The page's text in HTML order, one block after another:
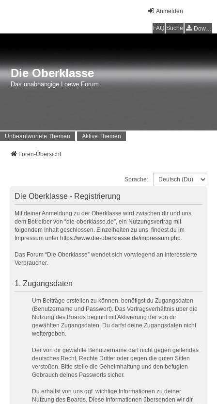
Anmelden
FAQ Suche Downloads
Die Oberklasse
Das unabhängige Loewe Forum
Unbeantwortete Themen Aktive Themen
Foren-Übersicht
Sprache:
Die Oberklasse - Registrierung
Mit deiner Anmeldung zu der Oberklasse wird zwischen dir und uns,
dem Betreiber von “die-oberklasse.de”, ein Nutzungsvertrag mit
folgendem Inhalt geschlossen. Einzelheiten zu uns, findest du im
Impressum unter https://www.die-oberklasse.de/impressum.php.
Das Forum “Die Oberklasse” wendet sich vorwiegend an interessierte
Verbraucher.
1. Zugangsdaten
Um Beiträge erstellen zu können, benötigst du Zugangsdaten
(Benutzername und Passwort). Das Vertragsverhältnis über die
Nutzung des Boards beginnt mit Aktivierung der von dir
gewählten Zugangsdaten. Du darfst deine Zugangsdaten nicht
weitergeben.
Der von dir gewählte Benutzername darf nicht gegen geltendes
deutsches Recht, Rechte Dritter oder gegen die guten Sitten
verstoßen. Bitte stelle die Geheimhaltung und den befugten
Gebrauch deines Passworts sicher.
Du erhältst von uns ggf. wichtige Informationen zu deiner
Nutzung des Boards. Diese Informationen übersenden wir dir